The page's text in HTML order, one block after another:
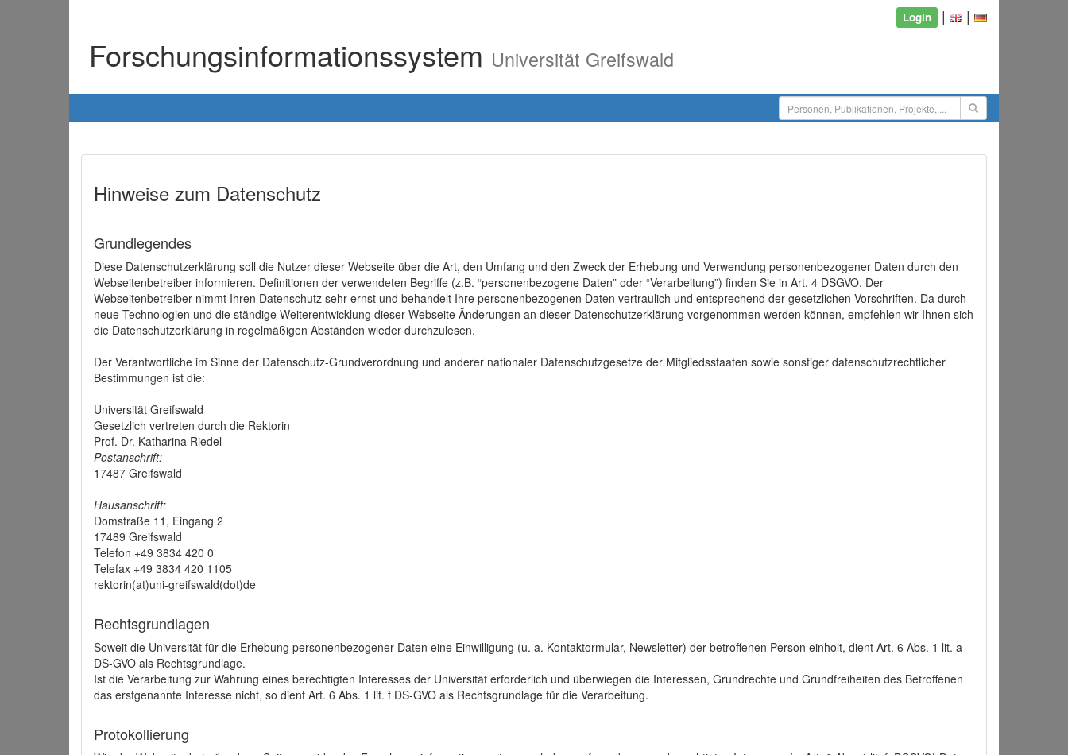
Login | |
Forschungsinformationssystem Universität Greifswald
Hinweise zum Datenschutz
Grundlegendes
Diese Datenschutzerklärung soll die Nutzer dieser Webseite über die Art, den Umfang und den Zweck der Erhebung und Verwendung personenbezogener Daten durch den
Webseitenbetreiber informieren. Definitionen der verwendeten Begriffe (z.B. “personenbezogene Daten” oder “Verarbeitung”) finden Sie in Art. 4 DSGVO. Der
Webseitenbetreiber nimmt Ihren Datenschutz sehr ernst und behandelt Ihre personenbezogenen Daten vertraulich und entsprechend der gesetzlichen Vorschriften. Da durch
neue Technologien und die ständige Weiterentwicklung dieser Webseite Änderungen an dieser Datenschutzerklärung vorgenommen werden können, empfehlen wir Ihnen sich
die Datenschutzerklärung in regelmäßigen Abständen wieder durchzulesen.
Der Verantwortliche im Sinne der Datenschutz-Grundverordnung und anderer nationaler Datenschutzgesetze der Mitgliedsstaaten sowie sonstiger datenschutzrechtlicher
Bestimmungen ist die:
Universität Greifswald
Gesetzlich vertreten durch die Rektorin
Prof. Dr. Katharina Riedel
Postanschrift:
17487 Greifswald
Hausanschrift:
Domstraße 11, Eingang 2
17489 Greifswald
Telefon +49 3834 420 0
Telefax +49 3834 420 1105
rektorin(at)uni-greifswald(dot)de
Rechtsgrundlagen
Soweit die Universität für die Erhebung personenbezogener Daten eine Einwilligung (u. a. Kontaktormular, Newsletter) der betroffenen Person einholt, dient Art. 6 Abs. 1 lit. a
DS-GVO als Rechtsgrundlage.
Ist die Verarbeitung zur Wahrung eines berechtigten Interesses der Universität erforderlich und überwiegen die Interessen, Grundrechte und Grundfreiheiten des Betroffenen
das erstgenannte Interesse nicht, so dient Art. 6 Abs. 1 lit. f DS-GVO als Rechtsgrundlage für die Verarbeitung.
Protokollierung